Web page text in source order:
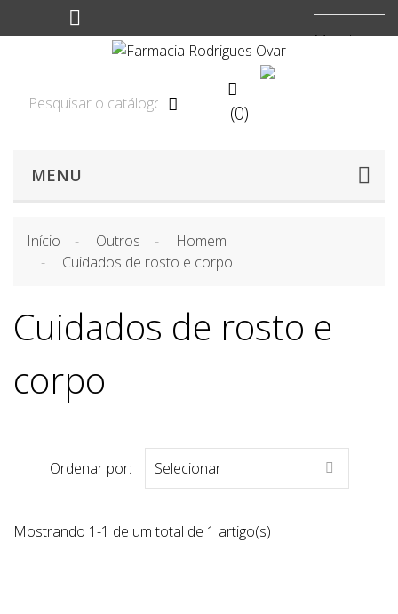
Moeda:


(0)
MENU
Início Outros
Homem
Cuidados de rosto e corpo
Cuidados de rosto e
corpo
Ordenar por: Selecionar 
Mostrando 1-1 de um total de 1 artigo(s)